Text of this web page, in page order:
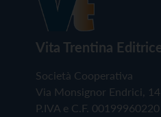
Vita Trentina
Società Cooperativa
Via Monsignor Endrici,
P.IVA e C.F. 00199960220